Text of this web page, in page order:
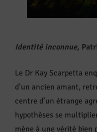
Identité inconnue,
Le Dr Kay Scarpetta
d’un ancien amant,
centre d’un étrange
hypothèses se
mène à une vérité bien